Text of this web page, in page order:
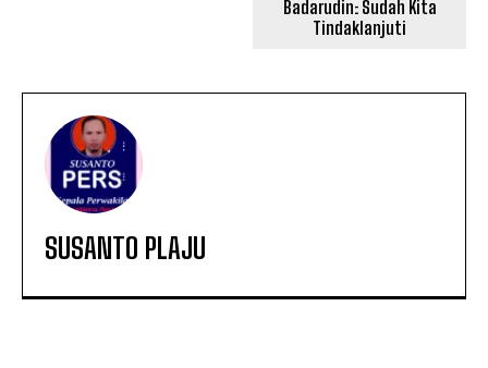
Badarudin: Sudah Kita
Tindaklanjuti
SUSANTO PLAJU